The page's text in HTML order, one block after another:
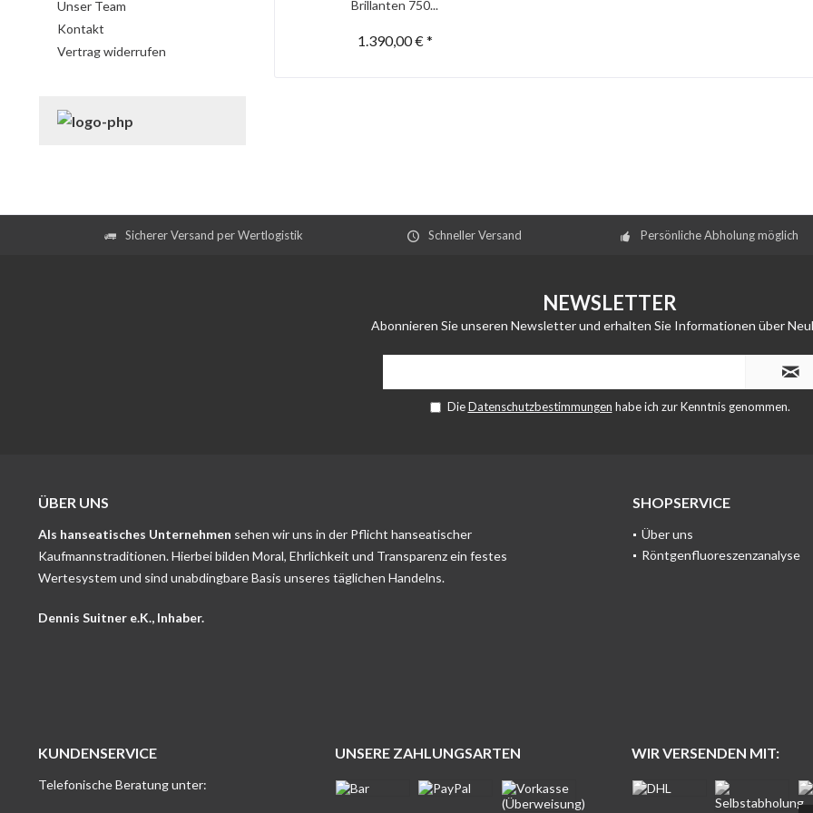
Unser Team
Kontakt
Vertrag widerrufen
Brillanten 750...
1.390,00 € *
Sicherer Versand per Wertlogistik Schneller Versand Persönliche Abholung möglich
NEWSLETTER
Abonnieren Sie unseren Newsletter und erhalten Sie Informationen über
DieDatenschutzbestimmungen habe ich zur Kenntnis genommen.
ÜBER UNS
Als hanseatisches Unternehmen sehen wir uns in der Pflicht hanseatischer
Kaufmannstraditionen. Hierbei bilden Moral, Ehrlichkeit und Transparenz ein festes
Wertesystem und sind unabdingbare Basis unseres täglichen Handelns.
Dennis Suitner e.K., Inhaber.
SHOPSERVICE
Über uns
Röntgenfluoreszenzanalyse
KUNDENSERVICE
Telefonische Beratung unter:
UNSERE ZAHLUNGSARTEN WIR VERSENDEN MIT: